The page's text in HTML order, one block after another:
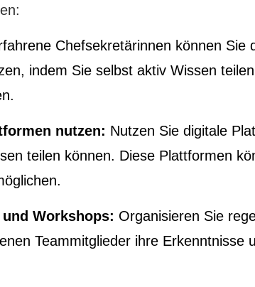
Chefsekretärinnen können Sie
indem Sie selbst aktiv Wissen
nutzen: Nutzen Sie digitale
teilen können. Diese Plattformen
Workshops: Organisieren Sie
Teammitglieder ihre Erkenntnisse